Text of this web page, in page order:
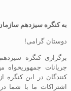
به کنگره سیزدهم
دوستان گرامی!
برگزاری کنگره
جریانات
کنندگان در این کنگره
اشتراکات ما با شما